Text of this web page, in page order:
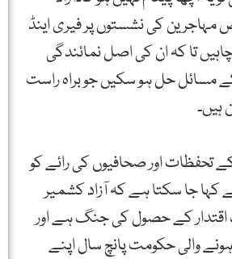
مہاجرین کی نشستوں پر فیری اینڈ
تا کہ ان کی اصل نمائندگی
مسائل حل ہو سکیں جو براہ راست
ہیں۔
تحفظات اور صحافیوں کی رائے کو
جا سکتا ہے کہ آزاد کشمیر
کے حصول کی جنگ ہے اور
ہونے والی حکومت پانچ سال اپنے